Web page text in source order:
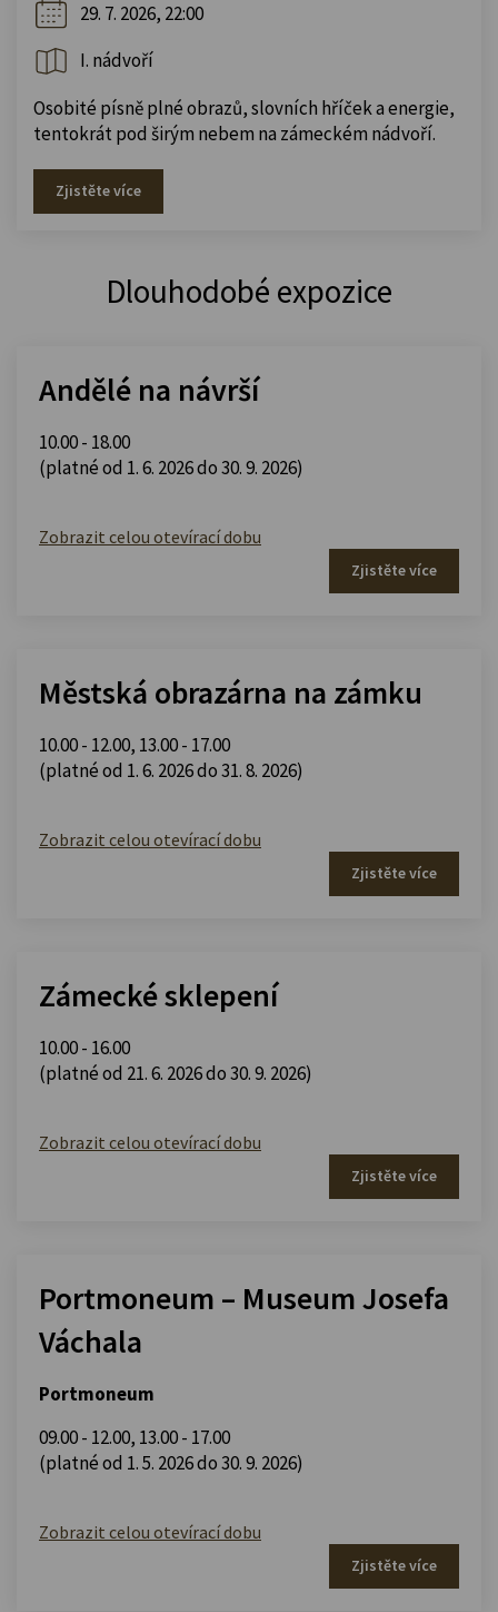
29. 7. 2026, 22:00
I. nádvoří
Osobité písně plné obrazů, slovních hříček a energie,
tentokrát pod širým nebem na zámeckém nádvoří.
Zjistěte více
Dlouhodobé expozice
Andělé na návrší
10.00 - 18.00
(platné od 1. 6. 2026 do 30. 9. 2026)
Zobrazit celou otevírací dobu
Zjistěte více
Městská obrazárna na zámku
10.00 - 12.00, 13.00 - 17.00
(platné od 1. 6. 2026 do 31. 8. 2026)
Zobrazit celou otevírací dobu
Zjistěte více
Zámecké sklepení
10.00 - 16.00
(platné od 21. 6. 2026 do 30. 9. 2026)
Zobrazit celou otevírací dobu
Zjistěte více
Portmoneum – Museum Josefa
Váchala
Portmoneum
09.00 - 12.00, 13.00 - 17.00
(platné od 1. 5. 2026 do 30. 9. 2026)
Zobrazit celou otevírací dobu
Zjistěte více